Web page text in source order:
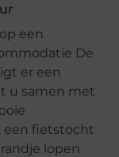
een
De
er een
u samen met
een fietstocht
lopen